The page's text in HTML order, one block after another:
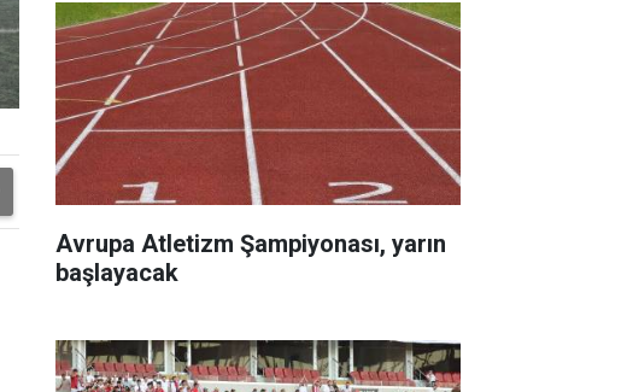
Avrupa Atletizm Şampiyonası, yarın
başlayacak